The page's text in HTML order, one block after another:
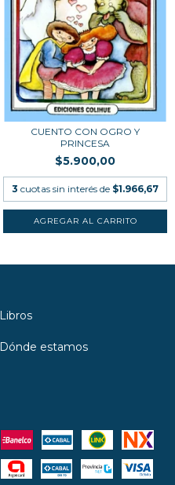
CUENTO CON OGRO Y
PRINCESA
$5.900,00
3 cuotas sin interés de $1.966,67
Libros
Dónde estamos